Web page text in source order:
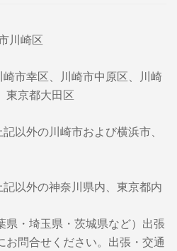
川崎区
崎市幸区、川崎市中原区、 川崎
東京都大田区
記以外の川崎市および横浜市、
記以外の神奈川県内、東京都内
・埼玉県・茨城県など）出張
お問合せください。出張・交通